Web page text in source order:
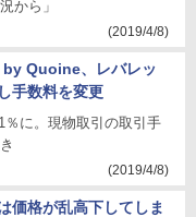
から」
(2019/4/8)
Quoine、レバレッ
手数料を変更
％に。現物取引の取引手
(2019/4/8)
価格が乱高下してしま